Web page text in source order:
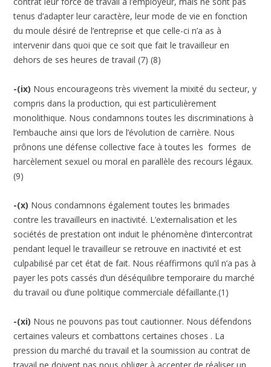
tenus d’adapter leur caractère, leur mode de vie en fonction
du moule désiré de l’entreprise et que celle-ci n’a as à
intervenir dans quoi que ce soit que fait le travailleur en
dehors de ses heures de travail (7) (8)
-(ix) Nous encourageons très vivement la mixité du secteur, y
compris dans la production, qui est particulièrement
monolithique. Nous condamnons toutes les discriminations à
l’embauche ainsi que lors de l’évolution de carrière. Nous
prônons une défense collective face à toutes les formes de
harcèlement sexuel ou moral en parallèle des recours légaux.
(9)
-(x) Nous condamnons également toutes les brimades
contre les travailleurs en inactivité. L’externalisation et les
sociétés de prestation ont induit le phénomène d’intercontrat
pendant lequel le travailleur se retrouve en inactivité et est
culpabilisé par cet état de fait. Nous réaffirmons qu’il n’a pas à
payer les pots cassés d’un déséquilibre temporaire du marché
du travail ou d’une politique commerciale défaillante.(1)
-(xi) Nous ne pouvons pas tout cautionner. Nous défendons
certaines valeurs et combattons certaines choses . La
pression du marché du travail et la soumission au contrat de